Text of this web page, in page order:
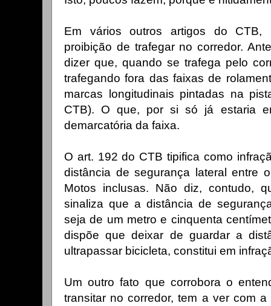
Em vários outros artigos do CTB,
proibição de trafegar no corredor.
dizer que, quando se trafega pelo
trafegando fora das faixas de
marcas longitudinais pintadas na
CTB). O que, por si só já estaria
demarcatória da faixa.
O art. 192 do CTB tipifica como
distância de segurança lateral entre
Motos inclusas. Não diz, contudo,
sinaliza que a distância de
seja de um metro e cinquenta
dispõe que deixar de guardar a
ultrapassar bicicleta, constitui em
Um outro fato que corrobora o
transitar no corredor, tem a ver com